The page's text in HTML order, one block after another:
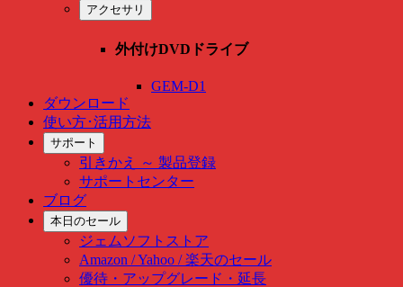
アクセサリ
外付けDVDドライブ
GEM-D1
ダウンロード
使い方･活用方法
サポート
引きかえ ～ 製品登録
サポートセンター
ブログ
本日のセール
ジェムソフトストア
Amazon / Yahoo / 楽天のセール
優待・アップグレード・延長